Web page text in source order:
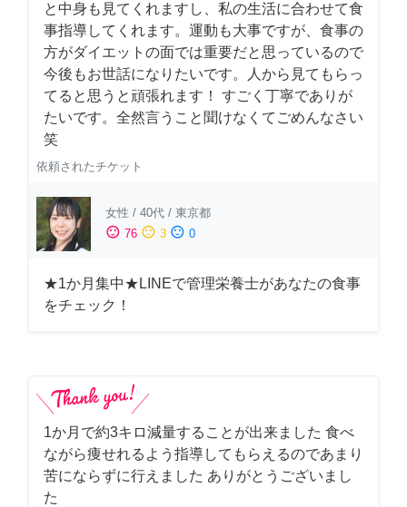
と中身も見てくれますし、私の生活に合わせて食
事指導してくれます。運動も大事ですが、食事の
方がダイエットの面では重要だと思っているので
今後もお世話になりたいです。人から見てもらっ
てると思うと頑張れます！ すごく丁寧でありが
たいです。全然言うこと聞けなくてごめんなさい
笑
依頼されたチケット
女性 / 40代 / 東京都
sentiment_satisfied 76 sentiment_neutral 3 sentiment_dissatisfied 0
★1か月集中★LINEで管理栄養士があなたの食事
をチェック！
1か月で約3キロ減量することが出来ました 食べ
ながら痩せれるよう指導してもらえるのであまり
苦にならずに行えました ありがとうございまし
た